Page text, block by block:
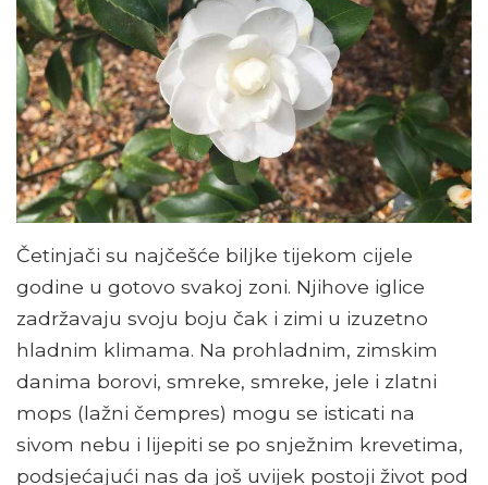
Četinjači su najčešće biljke tijekom cijele
godine u gotovo svakoj zoni. Njihove iglice
zadržavaju svoju boju čak i zimi u izuzetno
hladnim klimama. Na prohladnim, zimskim
danima borovi, smreke, smreke, jele i zlatni
mops (lažni čempres) mogu se isticati na
sivom nebu i lijepiti se po snježnim krevetima,
podsjećajući nas da još uvijek postoji život pod